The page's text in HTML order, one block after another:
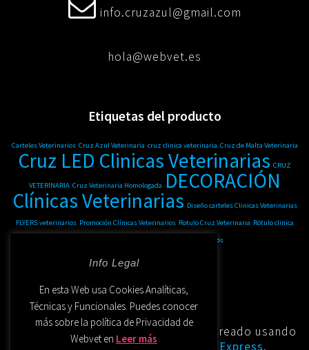
info.cruzazul@gmail.com
hola@webvet.es
Etiquetas del producto
Carteles Veterinarios Cruz Azul Veterinaria cruz clinica veterinaria Cruz de Malta Veterinaria
Cruz LED Clinicas Veterinarias CRUZ
VETERINARIA Cruz Veterinaria Homologada DECORACIÓN
Clínicas Veterinarias Diseño carteles Clinicas Veterinarias
FLYERS veterinarios Promoción Clínicas Veterinarios Rotulo Cruz Veterinaria Rótulo clinica
VINILOS escaparates veterinarios
© 2026 WEBVET | Cruz Veterinaria. Creado usando
WordPress y eltema OnePage Express.
Info Legal
En esta Web usa Cookies Analíticas,
Técnicas y Funcionales. Puedes conocer
más sobre la política de Privacidad de
Webvet en Leer más